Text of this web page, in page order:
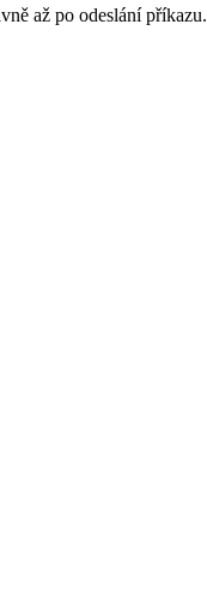
až po odeslání příkazu.